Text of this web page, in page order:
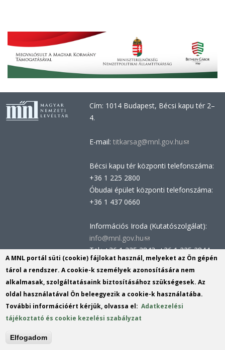
Cím: 1014 Budapest, Bécsi kapu tér 2–
4.
E-mail: titkarsag@mnl.gov.hu(link
e-
Bécsi kapu tér központi telefonszáma:
+36 1 225 2800
Óbudai épület központi telefonszáma:
+36 1 437 0660
Információs Iroda (Kutatószolgálat):
info@mnl.gov.hu(link
sends
e-
mail)
Tel.: +36 1 225 2843, +36 1 225 2844
Postacím: 1014 Budapest, Bécsi kapu
tér 2-4.
Felnőttképzési nyilvántartási szám:
B/2020/002162
Engedélyszám: E/2020/000419
A MNL portál süti (cookie) fájlokat használ, melyeket az Ön gépén
tárol a rendszer. A cookie-k személyek azonosítására nem
alkalmasak, szolgáltatásaink biztosításához szükségesek. Az
oldal használatával Ön beleegyezik a cookie-k használatába.
További információért kérjük, olvassa el:Adatkezelési
tájékoztató és cookie kezelési szabályzat
Elfogadom